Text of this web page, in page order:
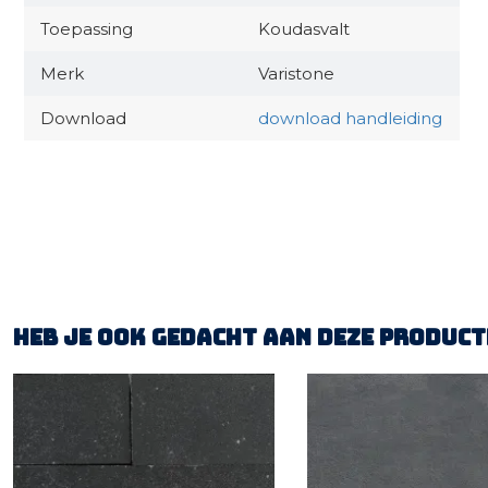
Toepassing Koudasvalt
Merk Varistone
Download download handleiding
Heb je ook gedacht aan deze